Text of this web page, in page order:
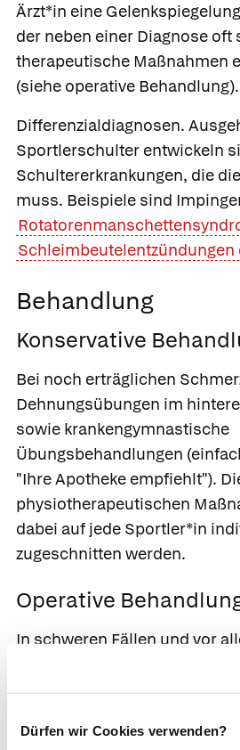
Dürfen wir Cookies verwenden?
Ärzt*in eine
der neben einer Diagnose oft
therapeutische Maßnahmen
(siehe operative Behandlung).
Differenzialdiagnosen.
Sportlerschulter entwickeln
Schultererkrankungen, die
muss. Beispiele sind
Schleimbeutelentzündungen
Behandlung
Konservative
Bei noch erträglichen
Dehnungsübungen im
sowie krankengymnastische
Übungsbehandlungen
"Ihre Apotheke empfiehlt").
physiotherapeutischen
dabei auf jede Sportler*in
zugeschnitten werden.
Operative
In schweren Fällen und vor
nachgewiesenen
empfiehlt die Ärzt*in eine
eine Wiederherstellung der